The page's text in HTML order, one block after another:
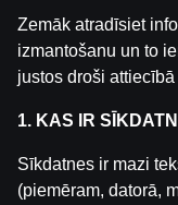
Zemāk atradīsiet
izmantošanu un to
justos droši
1. KAS IR
Sīkdatnes ir mazi
(piemēram, datorā,